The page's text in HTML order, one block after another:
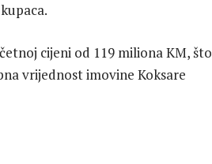
cijeni od 119 miliona KM, što
vrijednost imovine Koksare